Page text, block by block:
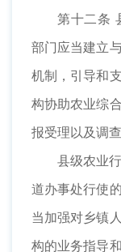
第十二条
部门应当建立
机制，引导和
构协助农业综
报受理以及调
县级农业
道办事处行使
当加强对乡镇
构的业务指导